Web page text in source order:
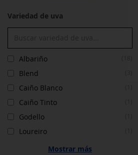
Variedad de uva
Albariño
Blend
Caiño Blanco
Caiño Tinto
Godello
Loureiro
Mostrar más